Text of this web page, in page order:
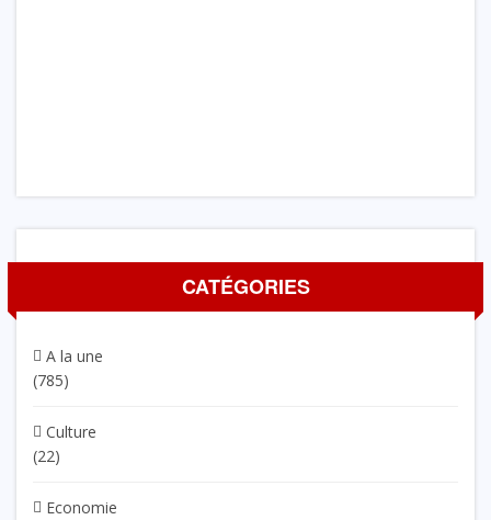
CATÉGORIES
A la une
(785)
Culture
(22)
Economie